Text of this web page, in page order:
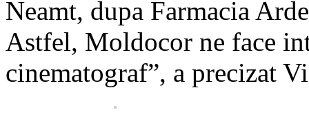
Neamt, dupa Farmacia
Astfel, Moldocor ne face
cinematograf”, a precizat